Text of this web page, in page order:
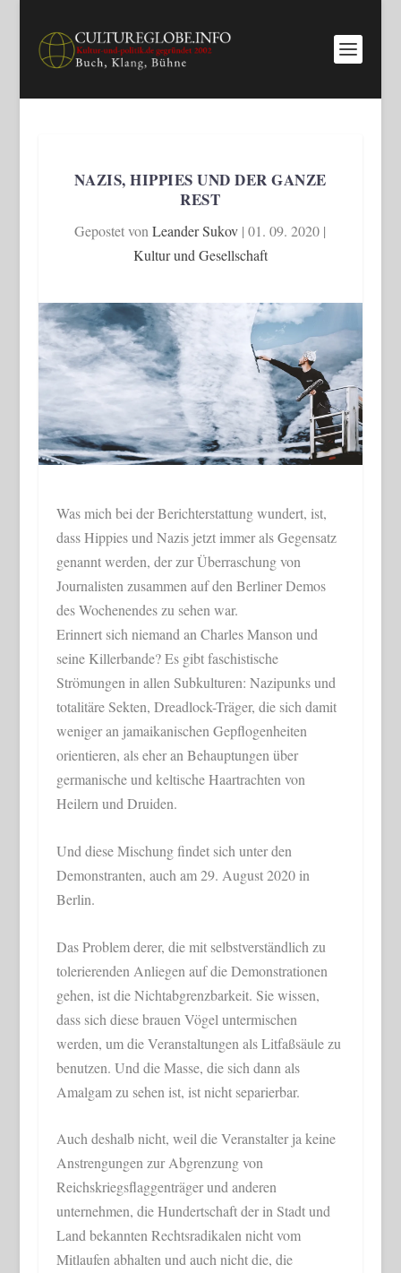
NAZIS, HIPPIES UND DER GANZE
REST
Gepostet vonLeander Sukov |01. 09. 2020 |
Kultur und Gesellschaft
Was mich bei der Berichterstattung wundert, ist,
dass Hippies und Nazis jetzt immer als Gegensatz
genannt werden, der zur Überraschung von
Journalisten zusammen auf den Berliner Demos
des Wochenendes zu sehen war.
Erinnert sich niemand an Charles Manson und
seine Killerbande? Es gibt faschistische
Strömungen in allen Subkulturen: Nazipunks und
totalitäre Sekten, Dreadlock-Träger, die sich damit
weniger an jamaikanischen Gepflogenheiten
orientieren, als eher an Behauptungen über
germanische und keltische Haartrachten von
Heilern und Druiden.
Und diese Mischung findet sich unter den
Demonstranten, auch am 29. August 2020 in
Berlin.
Das Problem derer, die mit selbstverständlich zu
tolerierenden Anliegen auf die Demonstrationen
gehen, ist die Nichtabgrenzbarkeit. Sie wissen,
dass sich diese brauen Vögel untermischen
werden, um die Veranstaltungen als Litfaßsäule zu
benutzen. Und die Masse, die sich dann als
Amalgam zu sehen ist, ist nicht separierbar.
Auch deshalb nicht, weil die Veranstalter ja keine
Anstrengungen zur Abgrenzung von
Reichskriegsflaggenträger und anderen
unternehmen, die Hundertschaft der in Stadt und
Land bekannten Rechtsradikalen nicht vom
Mitlaufen abhalten und auch nicht die, die